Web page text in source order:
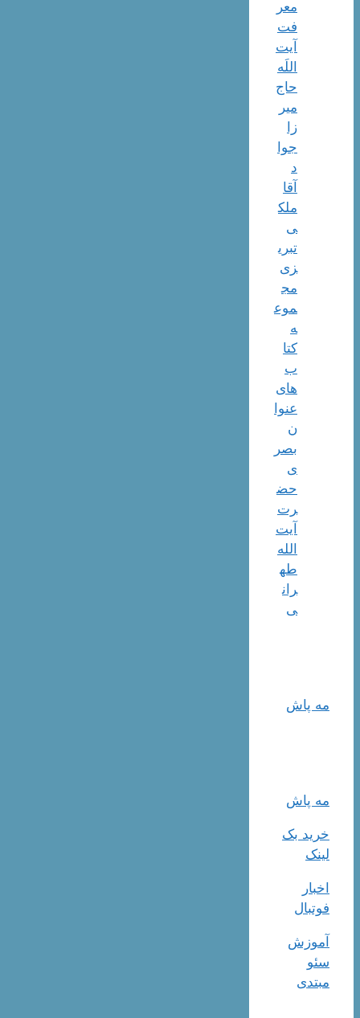
معر
فت
آیت
اللَه
حاج
میر
زا
جوا
آقا
ملک
ی
تبری
زی
مج
موع
ه
کتا
ب
های
عنوا
ن
بصر
ی
حض
رت
آیت
الله
طه
ران
ی
مه پاش
مه پاش
خرید بک
لینک
اخبار
فوتبال
آموزش
سئو
مبتدی